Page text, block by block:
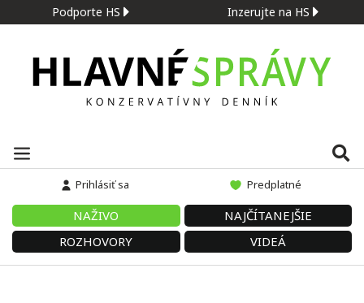
Podporte HS Inzerujte na HS
Prihlásiť sa Predplatné
NAŽIVO
NAJČÍTANEJŠIE
ROZHOVORY
VIDEÁ